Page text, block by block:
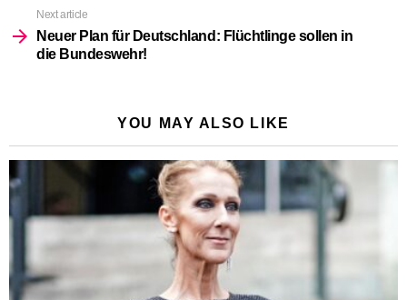
Next article
Neuer Plan für Deutschland: Flüchtlinge sollen in
die Bundeswehr!
YOU MAY ALSO LIKE